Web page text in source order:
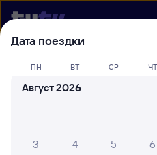
Выберите день,
билеты
Дата поездки
ПН ВТ СР ЧТ
Август 2026
3 4 5 6